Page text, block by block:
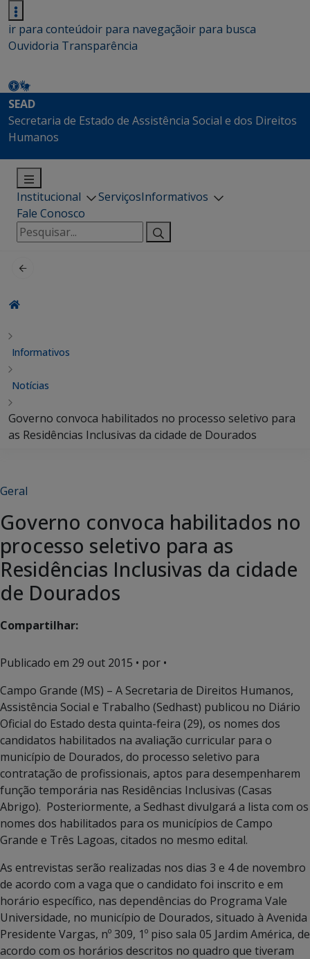
ir para conteúdoir para navegaçãoir para busca
Ouvidoria Transparência
SEAD
Secretaria de Estado de Assistência Social e dos Direitos
Humanos
Institucional ServiçosInformativos
Fale Conosco
Pesquisar
por:
Informativos
Notícias
Governo convoca habilitados no processo seletivo para
as Residências Inclusivas da cidade de Dourados
Geral
Governo convoca habilitados no
processo seletivo para as
Residências Inclusivas da cidade
de Dourados
Compartilhar:
Publicado em 29 out 2015 • por •
Campo Grande (MS) – A Secretaria de Direitos Humanos,
Assistência Social e Trabalho (Sedhast) publicou no Diário
Oficial do Estado desta quinta-feira (29), os nomes dos
candidatos habilitados na avaliação curricular para o
município de Dourados, do processo seletivo para
contratação de profissionais, aptos para desempenharem
função temporária nas Residências Inclusivas (Casas
Abrigo). Posteriormente, a Sedhast divulgará a lista com os
nomes dos habilitados para os municípios de Campo
Grande e Três Lagoas, citados no mesmo edital.
As entrevistas serão realizadas nos dias 3 e 4 de novembro
de acordo com a vaga que o candidato foi inscrito e em
horário específico, nas dependências do Programa Vale
Universidade, no município de Dourados, situado à Avenida
Presidente Vargas, nº 309, 1º piso sala 05 Jardim América, de
acordo com os horários descritos no quadro que tiveram